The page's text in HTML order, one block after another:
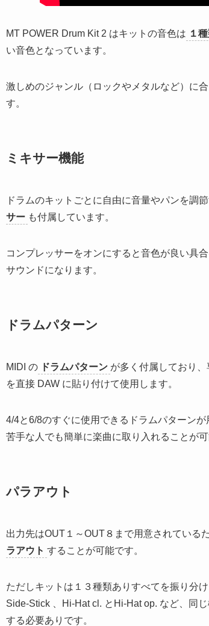
MT POWER Drum Kit 2 はキットの音色は １
い音色となっています。
激しめのジャンル（ロックやメタルなど）に
す。
ミキサー機能
ドラムのキットごとに自由に音量やパンを調
サー も付属しています。
コンプレッサーをオンにすると音色が良い具
サウンドになります。
ドラムパターン
MIDI の ドラムパターン が多く付属しており
を直接 DAW に貼り付けて使用します。
4/4と6/8のすぐに使用できるドラムパターン
苦手な人でも簡単に楽曲に取り入れることが可
パラアウト
出力先はOUT１～OUT８まで用意されている
ラアウト することが可能です。
ただしキットは１３種類ありすべてを振り分
Side-Stick 、Hi-Hat cl. とHi-Hat op. など、同
する必要ありです。